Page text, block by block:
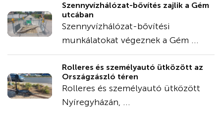
Szennyvízhálózat-bővítés zajlik a Gém
utcában
Szennyvízhálózat-bővítési
munkálatokat végeznek a Gém ...
Rolleres és személyautó ütközött az
Országzászló téren
Rolleres és személyautó ütközött
Nyíregyházán, ...